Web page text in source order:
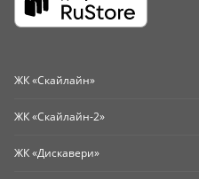
ЖК «Скайлайн»
ЖК «Скайлайн-2»
ЖК «Дискавери»